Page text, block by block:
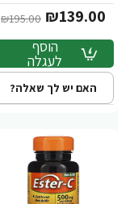
₪139.00
₪195.00
הוסף
לעגלה
האם יש לך שאלה?